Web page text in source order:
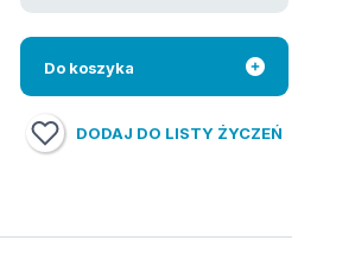
Do koszyka
DODAJ DO LISTY ŻYCZEŃ